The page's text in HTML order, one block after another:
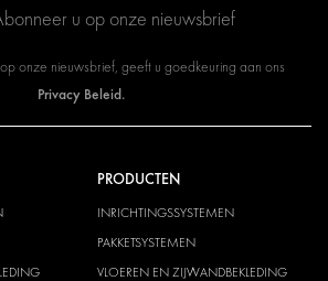
u op onze nieuwsbrief
onze nieuwsbrief, geeft u goedkeuring aan ons
Privacy Beleid.
PRODUCTEN
INRICHTINGSSYSTEMEN
PAKKETSYSTEMEN
VLOEREN EN ZIJWANDBEKLEDING